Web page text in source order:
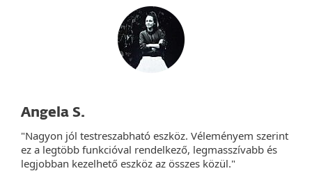
Angela S.
"Nagyon jól testreszabható eszköz. Véleményem szerint
ez a legtöbb funkcióval rendelkező, legmasszívabb és
legjobban kezelhető eszköz az összes közül."